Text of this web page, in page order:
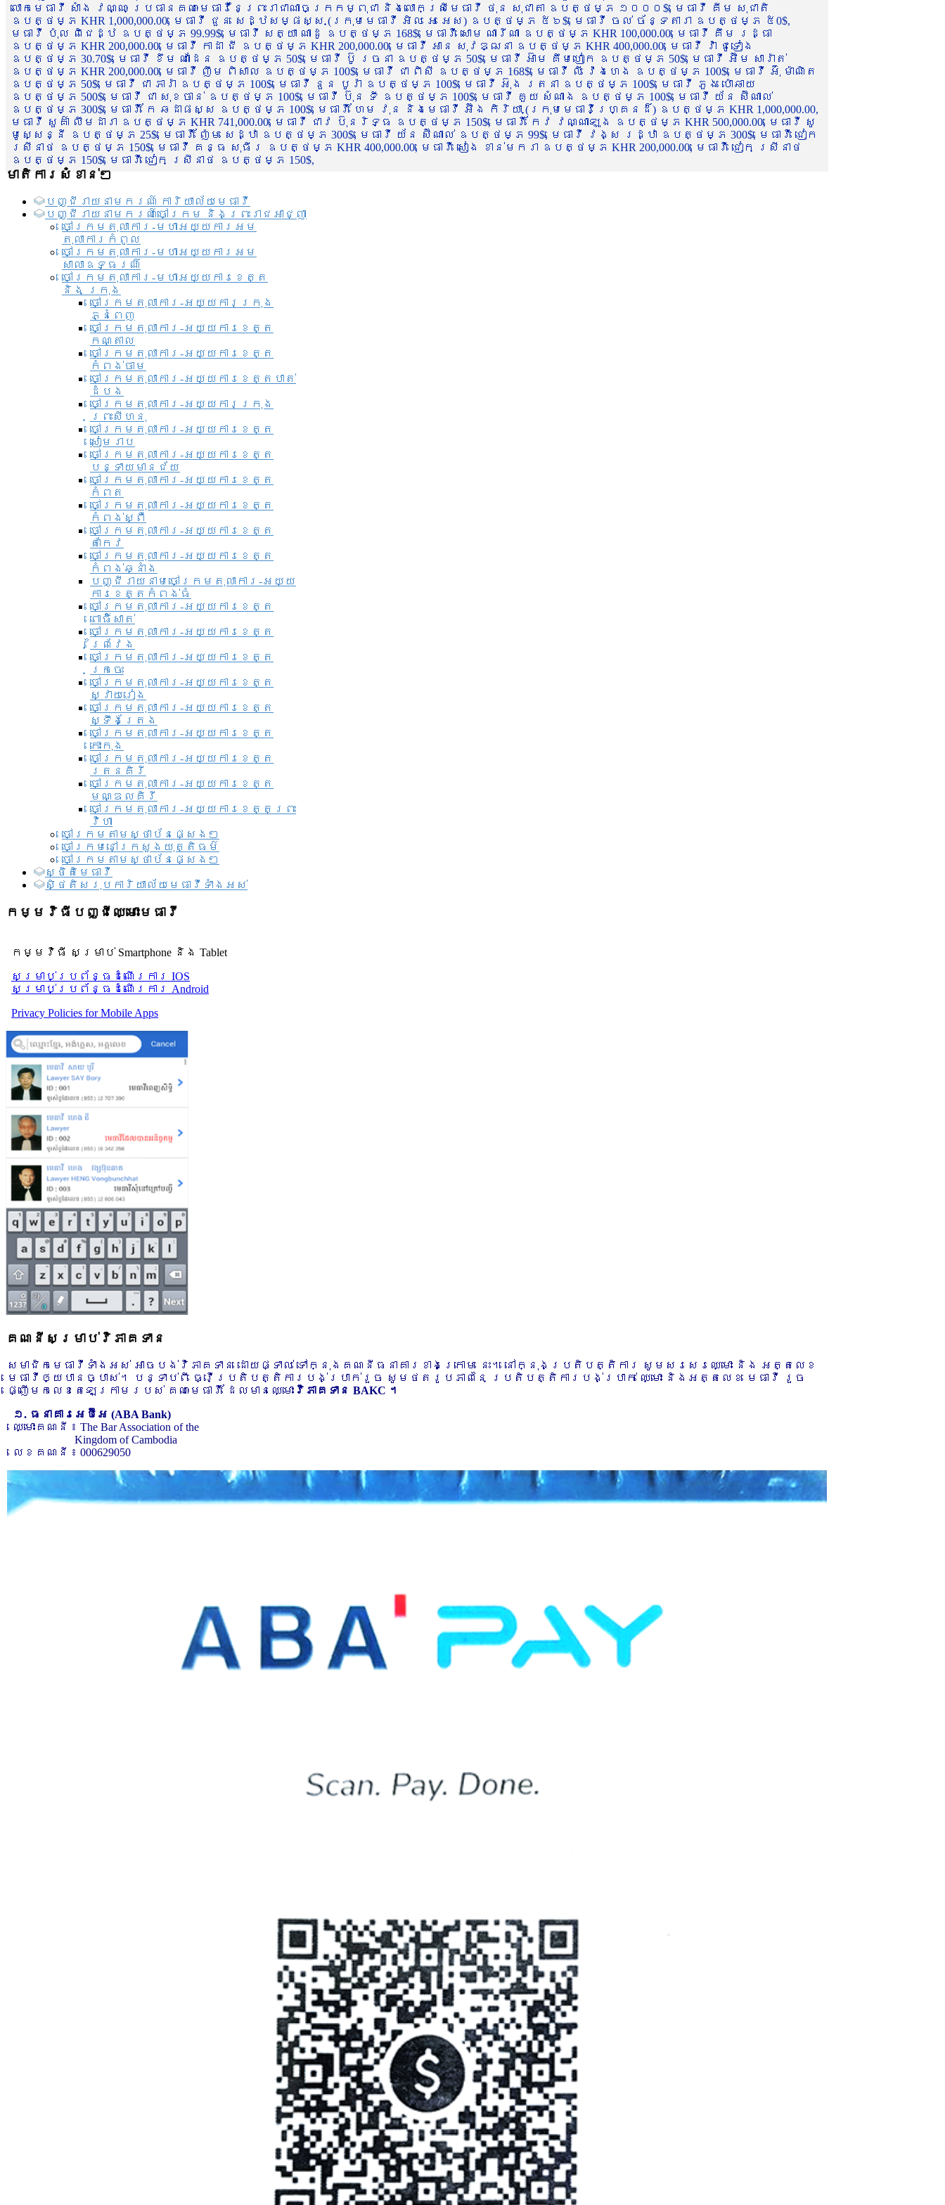
លោកមេធាវី សាំង វណ្ណៈ ប្រធានគណៈមេធាវីនៃព្រះរាជាណាចក្រកម្ពុជា និងលោកស្រីមេធាវី ថុន សុជាតា ឧបត្ថម្ភ ១០០០$, មេធាវី គីម សុជាតិ
ឧបត្ថម្ភ KHR 1,000,000.00, មេធាវី ជួន សេដ្ឋសម្ផស្ស (ក្រុមមេធាវី អិល អេ អេស) ឧបត្ថម្ភ ៥៦$, មេធាវី ចល់ ច័ន្ទតារា ឧបត្ថម្ភ ៥0$,
មេធាវី ប៉ុល ពិជេដ្ឋ ឧបត្ថម្ភ 99.99$, មេធាវី សត្យា ណាដូ ឧបត្ថម្ភ 168$, មេធាវី សោម ណារីណា ឧបត្ថម្ភ KHR 100,000.00, មេធាវី គឹម រដ្ធា
ឧបត្ថម្ភ KHR 200,000.00, មេធាវី កាដា ជី ឧបត្ថម្ភ KHR 200,000.00, មេធាវី អាន សុវឌ្ឍនា ឧបត្ថម្ភ KHR 400,000.00, មេធាវី វ៉ា ជូទៀង
ឧបត្ថម្ភ 30.70$, មេធាវី ខឹម ណាដែន ឧបត្ថម្ភ 50$, មេធាវី ប៊ូ រចនា ឧបត្ថម្ភ 50$, មេធាវី អ៊ាម គឹមហៀក ឧបត្ថម្ភ 50$, មេធាវី អ៊ឹម សារ៉ាត់
ឧបត្ថម្ភ KHR 200,000.00, មេធាវី ញឹម ពិសាល ឧបត្ថម្ភ 100$, មេធាវី ជា ពិសី ឧបត្ថម្ភ 168$, មេធាវី លី វ៉េងហេង ឧបត្ថម្ភ 100$, មេធាវី អ៊ុំ ម៉ាណិត
ឧបត្ថម្ភ 50$, មេធាវី ជា ភារ៉ា ឧបត្ថម្ភ 100$, មេធាវី នួន បូរ៉ា ឧបត្ថម្ភ 100$, មេធាវី អ៊ុង រតនា ឧបត្ថម្ភ 100$, មេធាវី ភួង ប៉ោឆាយ
ឧបត្ថម្ភ 500$, មេធាវី ជា សុខចាន់ ឧបត្ថម្ភ 100$, មេធាវី ប៊ុន ទី ឧបត្ថម្ភ 100$, មេធាវី គួយ សំណាង ឧបត្ថម្ភ 100$, មេធាវី យ័ន ស៊ីណាល់
ឧបត្ថម្ភ 300$, មេធាវី កែ ឆដាផស្ស ឧបត្ថម្ភ 100$, មេធាវី ហែម វុន និងមេធាវី អ៊ឹង កិរិយា (ក្រុមមេធាវីហ្គ្រេនដ៏) ឧបត្ថម្ភ KHR 1,000,000.00,
មេធាវី សួគ៌ា លឹមដារា ឧបត្ថម្ភ KHR 741,000.00, មេធាវី ជាវ ប៊ុនរិទ្ធ ឧបត្ថម្ភ 150$, មេធាវី កែវ វណ្ណាឡុង ឧបត្ថម្ភ KHR 500,000.00, មេធាវី សូ
មូសេ្សន្នី ឧបត្ថម្ភ 25$, មេធាវី ញ៉ែម សេដ្ឋា ឧបត្ថម្ភ 300$, មេធាវី យ័ន ស៊ីណាល់ ឧបត្ថម្ភ 99$, មេធាវី វង្ស រដ្ឋា ឧបត្ថម្ភ 300$, មេធាវី ជៀក
ស្រីនាថ ឧបត្ថម្ភ 150$, មេធាវី គន្ធ សុធីរ ឧបត្ថម្ភ KHR 400,000.00, មេធាវី សៀង ខាន់មករា ឧបត្ថម្ភ KHR 200,000.00, មេធាវី ជៀក ស្រីនាថ
ឧបត្ថម្ភ 150$, មេធាវី ជៀក ស្រីនាថ ឧបត្ថម្ភ 150$,
មាតិការសំខាន់ៗ
បញ្ជី​រាយ​នាមករណ៍ ការិយាល័យ​មេធាវី​
បញ្ជី​រាយ​នាមករណ៍​ចៅក្រម និងព្រះរាជអាជ្ញា
ចៅក្រមតុលាការ-មហាអយ្យការអម
តុលាការកំពូល
ចៅក្រមតុលាការ-មហាអយ្យការអម
សាលាឧទ្ធរណ៏
ចៅក្រមតុលាការ-មហាអយ្យការខេត្ត
និង ក្រុង
ចៅក្រមតុលាការ-អយ្យការក្រុង
ភ្នំពេញ
ចៅក្រមតុលាការ-អយ្យការខេត្ត
កណ្តាល
ចៅក្រមតុលាការ-អយ្យការខេត្ត
កំពង់ចាម
ចៅក្រមតុលាការ-អយ្យការខេត្តបាត់
ដំបង
ចៅក្រមតុលាការ-អយ្យការ​ក្រុង
ព្រះសីហនុ
ចៅក្រមតុលាការ-អយ្យការខេត្ត
សៀមរាប
ចៅក្រមតុលាការ-អយ្យការខេត្ត
បន្ទាយមានជ័យ
ចៅក្រមតុលាការ-អយ្យការខេត្ត
កំពត
ចៅក្រមតុលាការ-អយ្យការខេត្ត
កំពង់ស្ពឺ
ចៅក្រមតុលាការ-អយ្យការខេត្ត
តាកែវ
ចៅក្រមតុលាការ-អយ្យការខេត្ត
កំពង់ឆ្នាំង
បញ្ជីរាយនាមចៅក្រមតុលាការ-អយ្យ
ការខេត្តកំពង់ធំ
ចៅក្រមតុលាការ-អយ្យការខេត្ត
ពោធិ៍សាត់
ចៅក្រមតុលាការ-អយ្យការខេត្ត
ព្រៃវែង
ចៅក្រមតុលាការ-អយ្យការខេត្ត
ក្រចេះ
ចៅក្រមតុលាការ-អយ្យការខេត្ត
ស្វាយរៀង
ចៅក្រមតុលាការ-អយ្យការខេត្ត
ស្ទឹងត្រែង
ចៅក្រមតុលាការ-អយ្យការខេត្ត
កោះកុង
ចៅក្រមតុលាការ-អយ្យការខេត្ត
រតនគិរី
ចៅក្រមតុលាការ-អយ្យការខេត្ត
មណ្ឌលគិរី
ចៅក្រមតុលាការ-អយ្យការខេត្តព្រះ
វិហា
ចៅក្រមតាមស្ថាប័នផ្សេងៗ
ចៅក្រមនៅក្រសួងយុត្តិធម៌
ចៅក្រមតាមស្ថាប័នផ្សេងៗ
ស្ថិតិមេធាវី
សិ្ថតិសរុបការិយាល័យមេធាវីទាំងអស់​
កម្មវិធីបញ្ជីឈ្មោះមេធាវី
កម្មវិធី សម្រាប់ Smartphone និង Tablet
សម្រាប់​ប្រព័ន្ធដំណើរការ IOS
សម្រាប់​ប្រព័ន្ធដំណើរការ Android
Privacy Policies for Mobile Apps
គណនីសម្រាប់វិភាគទាន
សមាជិកមេធាវីទាំងអស់ អាចបង់វិភាគទាន ដោយផ្ទាល់ ទៅក្នុងគណនីធនាគារខាងក្រោម នេះ។ នៅក្នុងប្រតិបត្តិការ សូមសរសេរឈ្មោះ និង អត្តលេខ
មេធាវីឲ្យបានច្បាស់។ បន្ទាប់ពី ធ្វើប្រតិបត្តិការបង់ប្រាក់រួច សូមថតរូបភាពនៃ ប្រតិបត្តិការបង់ប្រាក់ ឈ្មោះ និងអត្តលេខ មេធាវី រួច
ផ្ញើមកលេខតេឡេក្រាមរបស់ គណៈមេធាវី ដែលមានឈ្មោះ វិភាគទាន BAKC ។
១. ធនាគារអេប៊ីអេ (ABA Bank)
ឈ្មោះគណនី ៖ The Bar Association of the
Kingdom of Cambodia
លេខគណនី ៖ 000629050